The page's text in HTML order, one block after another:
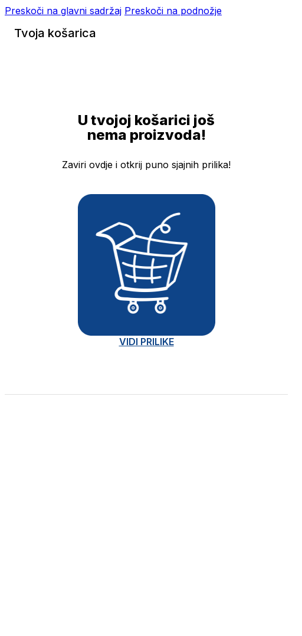
Preskoči na glavni sadržaj Preskoči na podnožje
Tvoja košarica
U tvojoj košarici još
nema proizvoda!
Zaviri ovdje i otkrij puno sjajnih prilika!
VIDI PRILIKE